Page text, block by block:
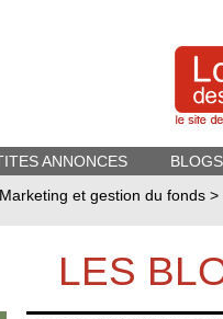
ANNONCES
Marketing et gestion du fonds >
LES